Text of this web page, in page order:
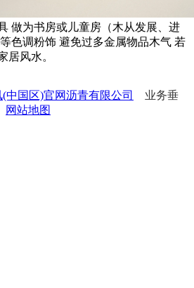
做为书房或儿童房（木从发展、进
色调粉饰 避免过多金属物品木气 若
居风水。
中国区)官网沥青有限公司
业务垂
网站地图